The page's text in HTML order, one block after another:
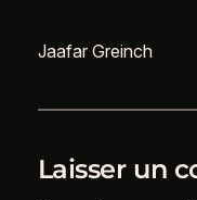
Jaafar Greinch
Laisser un